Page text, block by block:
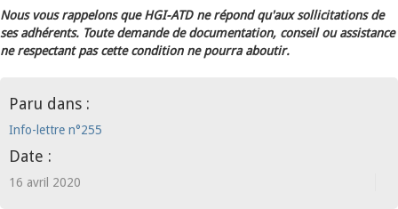
Nous vous rappelons que HGI-ATD ne répond qu'aux sollicitations de
ses adhérents. Toute demande de documentation, conseil ou assistance
ne respectant pas cette condition ne pourra aboutir.
Paru dans :
Info-lettre n°255
Date :
16 avril 2020